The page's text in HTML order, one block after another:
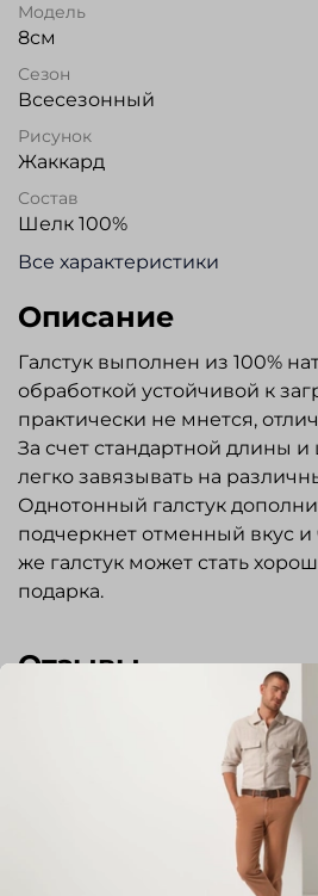
Модель
8см
Сезон
Всесезонный
Рисунок
Жаккард
Состав
Шелк 100%
Все характеристики
Описание
Галстук выполнен из 100%
обработкой устойчивой к
практически не мнется,
За счет стандартной длины
легко завязывать на
Однотонный галстук
подчеркнет отменный вкус и
же галстук может стать
подарка.
Отзывы
Отзывов еще никто не